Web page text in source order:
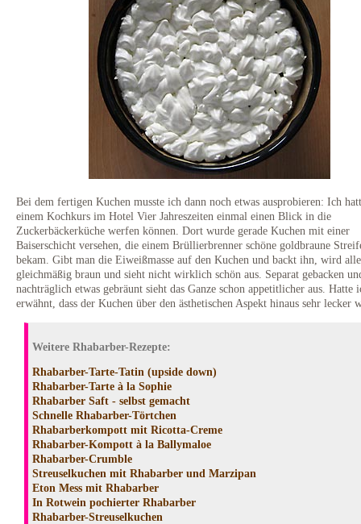
Bei dem fertigen Kuchen musste ich dann noch etwas ausprobieren: Ich
einem Kochkurs im Hotel Vier Jahreszeiten einmal einen Blick in die
Zuckerbäckerküche werfen können. Dort wurde gerade Kuchen mit einer
Baiserschicht versehen, die einem Brüllierbrenner schöne goldbraune
bekam. Gibt man die Eiweißmasse auf den Kuchen und backt ihn, wird
gleichmäßig braun und sieht nicht wirklich schön aus. Separat gebacken
nachträglich etwas gebräunt sieht das Ganze schon appetitlicher aus. Hatte
erwähnt, dass der Kuchen über den ästhetischen Aspekt hinaus sehr lecker
Weitere Rhabarber-Rezepte:
Rhabarber-Tarte-Tatin (upside down)
Rhabarber-Tarte à la Sophie
Rhabarber Saft - selbst gemacht
Schnelle Rhabarber-Törtchen
Rhabarberkompott mit Ricotta-Creme
Rhabarber-Kompott à la Ballymaloe
Rhabarber-Crumble
Streuselkuchen mit Rhabarber und Marzipan
Eton Mess mit Rhabarber
In Rotwein pochierter Rhabarber
Rhabarber-Streuselkuchen